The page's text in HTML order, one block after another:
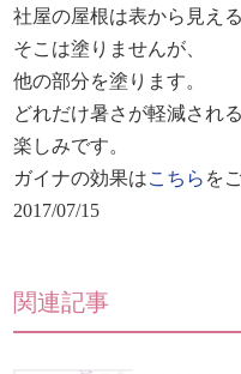
社屋の屋根は表から見え
そこは塗りませんが、
他の部分を塗ります。
どれだけ暑さが軽減される
楽しみです。
ガイナの効果はこちら を
2017/07/15
関連記事